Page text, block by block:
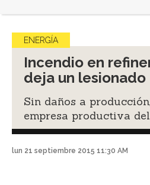
ENERGÍA
Incendio en
deja un lesionado
Sin daños a
empresa productiva
lun 21 septiembre 2015 11:30 AM